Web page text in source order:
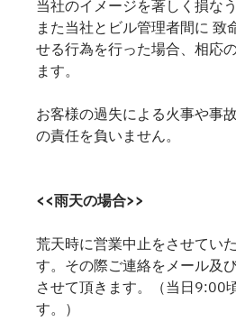
当社のイメージを著しく損な
また当社とビル管理者間に 致
せる行為を行った場合、相応
ます。
お客様の過失による火事や事
の責任を負いません。
<<雨天の場合>>
荒天時に営業中止をさせてい
す。その際ご連絡をメール及
させて頂きます。（当日9:00
す。）